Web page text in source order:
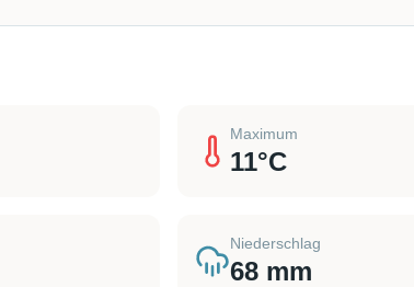
Maximum
11°C
Niederschlag
68 mm